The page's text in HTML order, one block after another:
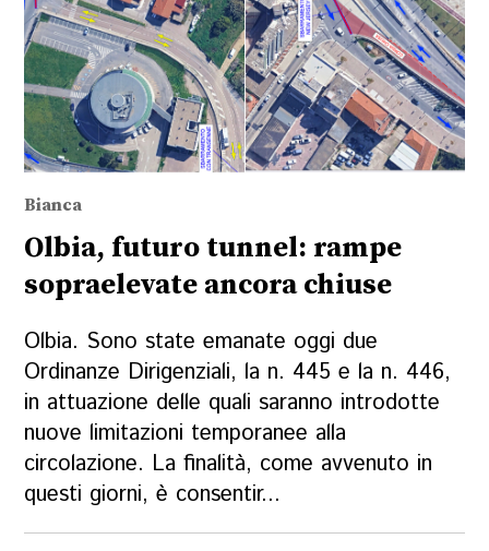
Bianca
Olbia, futuro tunnel: rampe
sopraelevate ancora chiuse
Olbia. Sono state emanate oggi due
Ordinanze Dirigenziali, la n. 445 e la n. 446,
in attuazione delle quali saranno introdotte
nuove limitazioni temporanee alla
circolazione. La finalità, come avvenuto in
questi giorni, è consentir...